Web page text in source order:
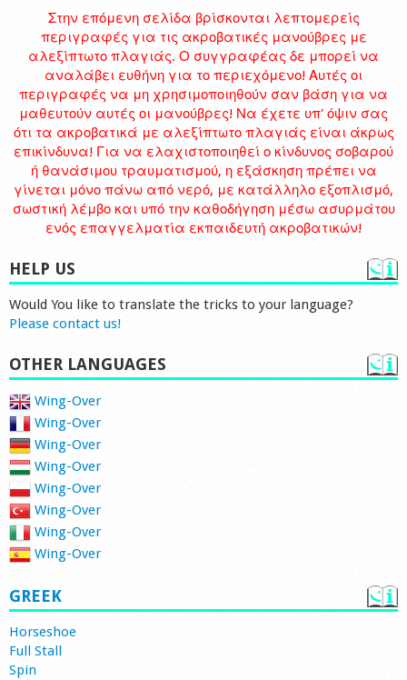
Στην επόμενη σελίδα βρίσκονται λεπτομερείς
περιγραφές για τις ακροβατικές μανούβρες με
αλεξίπτωτο πλαγιάς. Ο συγγραφέας δε μπορεί να
αναλάβει ευθήνη για το περιεχόμενο! Αυτές οι
περιγραφές να μη χρησιμοποιηθούν σαν βάση για να
μαθευτούν αυτές οι μανούβρες! Να έχετε υπ' όψιν σας
ότι τα ακροβατικά με αλεξίπτωτο πλαγιάς είναι άκρως
επικίνδυνα! Για να ελαχιστοποιηθεί ο κίνδυνος σοβαρού
ή θανάσιμου τραυματισμού, η εξάσκηση πρέπει να
γίνεται μόνο πάνω από νερό, με κατάλληλο εξοπλισμό,
σωστική λέμβο και υπό την καθοδήγηση μέσω ασυρμάτου
ενός επαγγελματία εκπαιδευτή ακροβατικών!
HELP US
Would You like to translate the tricks to your language?
Please contact us!
OTHER LANGUAGES
Wing-Over
Wing-Over
Wing-Over
Wing-Over
Wing-Over
Wing-Over
Wing-Over
Wing-Over
GREEK
Horseshoe
Full Stall
Spin